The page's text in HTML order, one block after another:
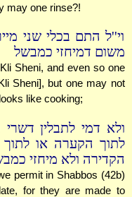
may one rinse?!
וי''ל התם בכלי שני
משום דמיחזי כמבשל
Sheni, and even so one
Sheni], but one may not
like cooking;
ולא דמי לתבלין
לתוך הקערה או
הקדירה ולא מיחזי
permit in Shabbos (42b)
for they are made to